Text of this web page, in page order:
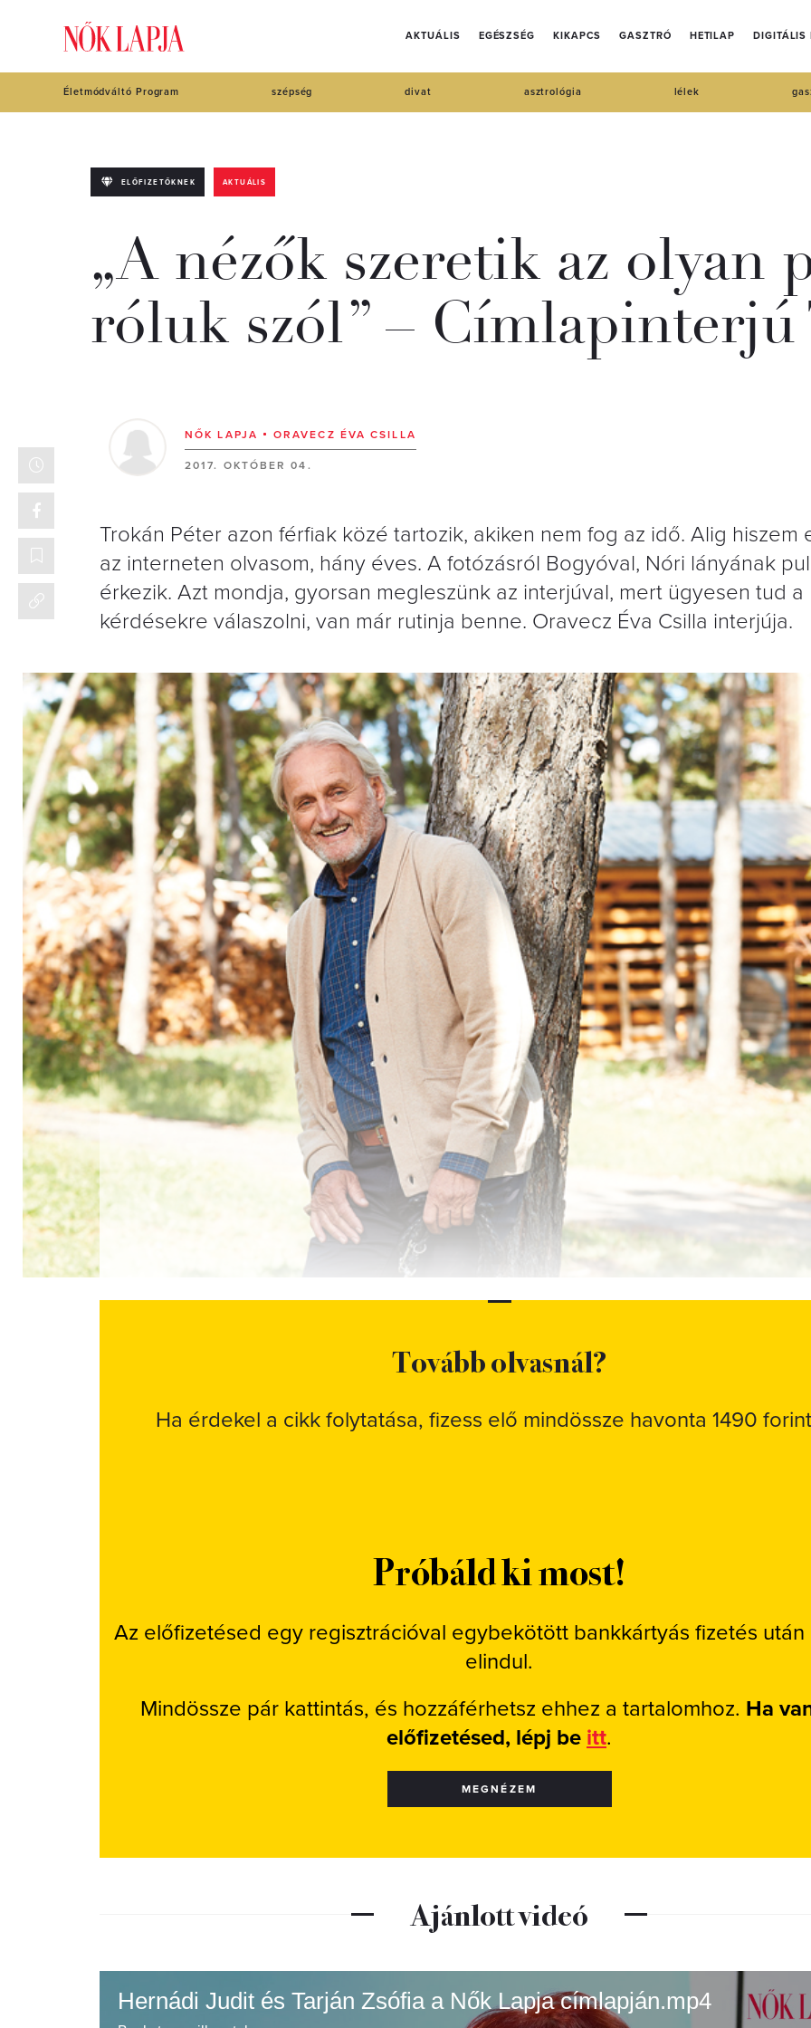
AKTUÁLIS EGÉSZSÉG KIKAPCS GASZTRÓ HETILAP DIGITÁLIS
Életmódváltó Program szépség divat asztrológia lélek
ELŐFIZETŐKNEK AKTUÁLIS
„A nézők szeretik az olyan
róluk szól” – Címlapinterjú
NŐK LAPJA ORAVECZ ÉVA CSILLA
2017. OKTÓBER 04.
Trokán Péter azon férﬁak közé tartozik, akiken nem fog az idő. Alig hiszem
az interneten olvasom, hány éves. A fotózásról Bogyóval, Nóri lányának
érkezik. Azt mondja, gyorsan megleszünk az interjúval, mert ügyesen tud a
kérdésekre válaszolni, van már rutinja benne. Oravecz Éva Csilla interjúja.
Tovább olvasnál?
Ha érdekel a cikk folytatása, fizess elő mindössze havonta 1490
Próbáld ki most!
Az előfizetésed egy regisztrációval egybekötött bankkártyás fizetés után
elindul.
Mindössze pár kattintás, és hozzáférhetsz ehhez a tartalomhoz. Ha
előfizetésed, lépj be itt.
MEGNÉZEM
Ajánlott videó
Hernádi Judit és Tarján Zsófia a Nők Lapja címlapján.mp4